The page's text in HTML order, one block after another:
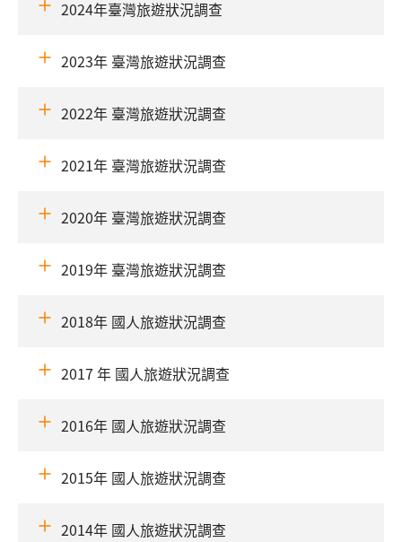
2024年臺灣旅遊狀況調查
2023年 臺灣旅遊狀況調查
2022年 臺灣旅遊狀況調查
2021年 臺灣旅遊狀況調查
2020年 臺灣旅遊狀況調查
2019年 臺灣旅遊狀況調查
2018年 國人旅遊狀況調查
2017 年 國人旅遊狀況調查
2016年 國人旅遊狀況調查
2015年 國人旅遊狀況調查
2014年 國人旅遊狀況調查